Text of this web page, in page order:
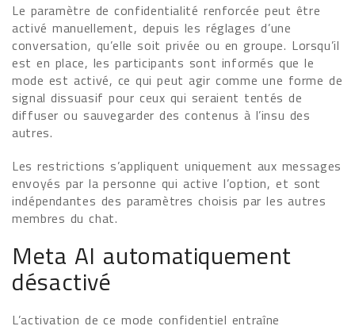
Le paramètre de confidentialité renforcée peut être
activé manuellement, depuis les réglages d’une
conversation, qu’elle soit privée ou en groupe. Lorsqu’il
est en place, les participants sont informés que le
mode est activé, ce qui peut agir comme une forme de
signal dissuasif pour ceux qui seraient tentés de
diffuser ou sauvegarder des contenus à l’insu des
autres.
Les restrictions s’appliquent uniquement aux messages
envoyés par la personne qui active l’option, et sont
indépendantes des paramètres choisis par les autres
membres du chat.
Meta AI automatiquement
désactivé
L’activation de ce mode confidentiel entraîne